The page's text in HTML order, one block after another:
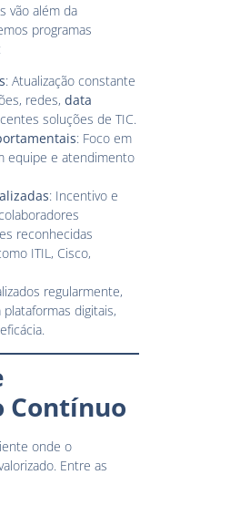
vão além da
programas
: Atualização constante
redes,data
soluções de TIC.
: Foco em
equipe e atendimento
: Incentivo e
reconhecidas
ITIL, Cisco,
regularmente,
digitais,
Contínuo
onde o
Entre as